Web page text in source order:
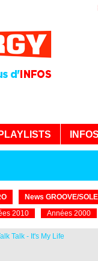
PLAYLISTS INFOS
News GROOVE/
2010 Années 2000
Talk - It's My Life